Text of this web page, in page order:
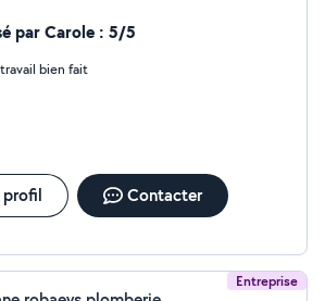
par Carole : 5/5
bien fait
profil Contacter
Entreprise